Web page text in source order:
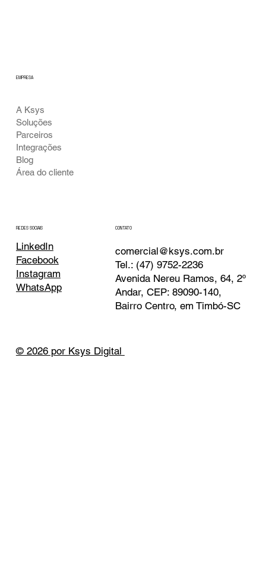
A Ksys
Soluções
Parceiros
Integrações
Blog
Área do cliente
EMPRESA
REDES SOCIAIS
LinkedIn
Facebook
Instagram
WhatsApp
CONTATO
comercial@ksys.com.br
Tel.: (47) 9752-2236
Avenida Nereu Ramos, 64, 2º
Andar, CEP: 89090-140,
Bairro Centro, em Timbó-SC
© 2026 por Ksys Digital